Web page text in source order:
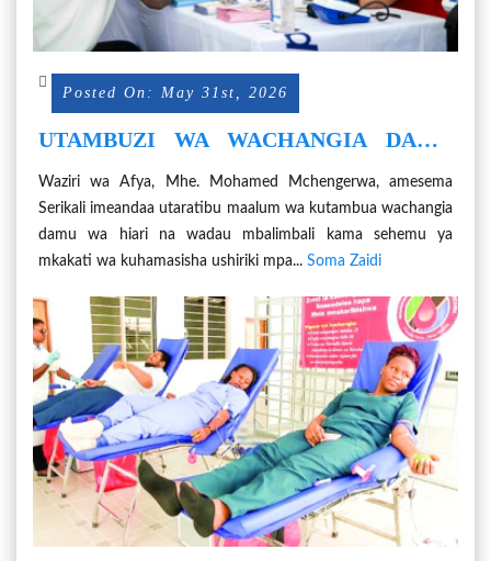
Posted On: May 31st, 2026
UTAMBUZI WA WACHANGIA DAMU
UCHANGIAJI DAMU NCHINI
Waziri wa Afya, Mhe. Mohamed Mchengerwa, amesema
Serikali imeandaa utaratibu maalum wa kutambua wachangia
damu wa hiari na wadau mbalimbali kama sehemu ya
mkakati wa kuhamasisha ushiriki mpa... Soma Zaidi